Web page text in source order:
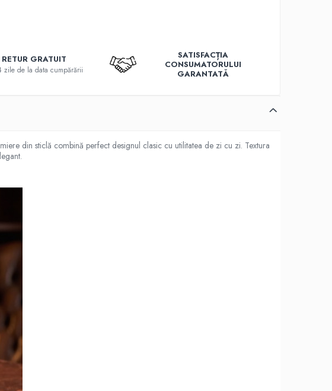
RETUR GRATUIT
zile de la data cumpărării
SATISFACȚIA
CONSUMATORULUI
GARANTATĂ
din sticlă combină perfect designul clasic cu utilitatea de zi cu zi. Textura